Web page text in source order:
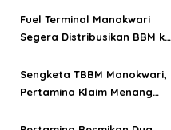
o
s
BBM Manokwari
Fuel Terminal Manokwari
Segera Distribusikan BBM ke
Sengketa TBBM Manokwari,
Pertamina Klaim Menang
Tuntut 529 Miliar